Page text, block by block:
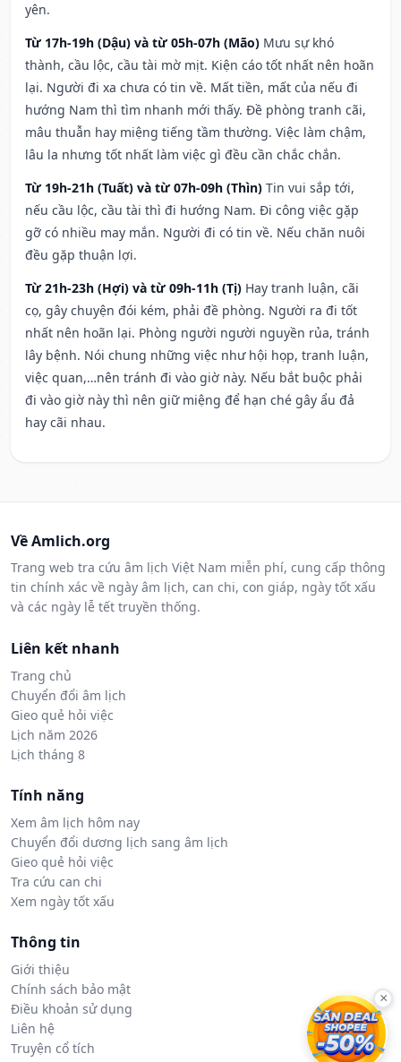
yên.
Từ 17h-19h (Dậu) và từ 05h-07h (Mão) Mưu sự khó
thành, cầu lộc, cầu tài mờ mịt. Kiện cáo tốt nhất nên hoãn
lại. Người đi xa chưa có tin về. Mất tiền, mất của nếu đi
hướng Nam thì tìm nhanh mới thấy. Đề phòng tranh cãi,
mâu thuẫn hay miệng tiếng tầm thường. Việc làm chậm,
lâu la nhưng tốt nhất làm việc gì đều cần chắc chắn.
Từ 19h-21h (Tuất) và từ 07h-09h (Thìn) Tin vui sắp tới,
nếu cầu lộc, cầu tài thì đi hướng Nam. Đi công việc gặp
gỡ có nhiều may mắn. Người đi có tin về. Nếu chăn nuôi
đều gặp thuận lợi.
Từ 21h-23h (Hợi) và từ 09h-11h (Tị) Hay tranh luận, cãi
cọ, gây chuyện đói kém, phải đề phòng. Người ra đi tốt
nhất nên hoãn lại. Phòng người người nguyền rủa, tránh
lây bệnh. Nói chung những việc như hội họp, tranh luận,
việc quan,…nên tránh đi vào giờ này. Nếu bắt buộc phải
đi vào giờ này thì nên giữ miệng để hạn ché gây ẩu đả
hay cãi nhau.
Về Amlich.org
Trang web tra cứu âm lịch Việt Nam miễn phí, cung cấp thông
tin chính xác về ngày âm lịch, can chi, con giáp, ngày tốt xấu
và các ngày lễ tết truyền thống.
Liên kết nhanh
Trang chủ
Chuyển đổi âm lịch
Gieo quẻ hỏi việc
Lịch năm 2026
Lịch tháng 8
Tính năng
Xem âm lịch hôm nay
Chuyển đổi dương lịch sang âm lịch
Gieo quẻ hỏi việc
Tra cứu can chi
Xem ngày tốt xấu
Thông tin
Giới thiệu
Chính sách bảo mật
Điều khoản sử dụng
Liên hệ
Truyện cổ tích
×